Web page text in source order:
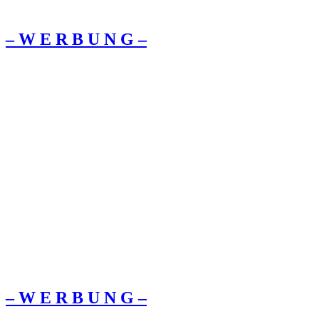
– W Ε R Β U Ν G –
– W Ε R Β U Ν G –